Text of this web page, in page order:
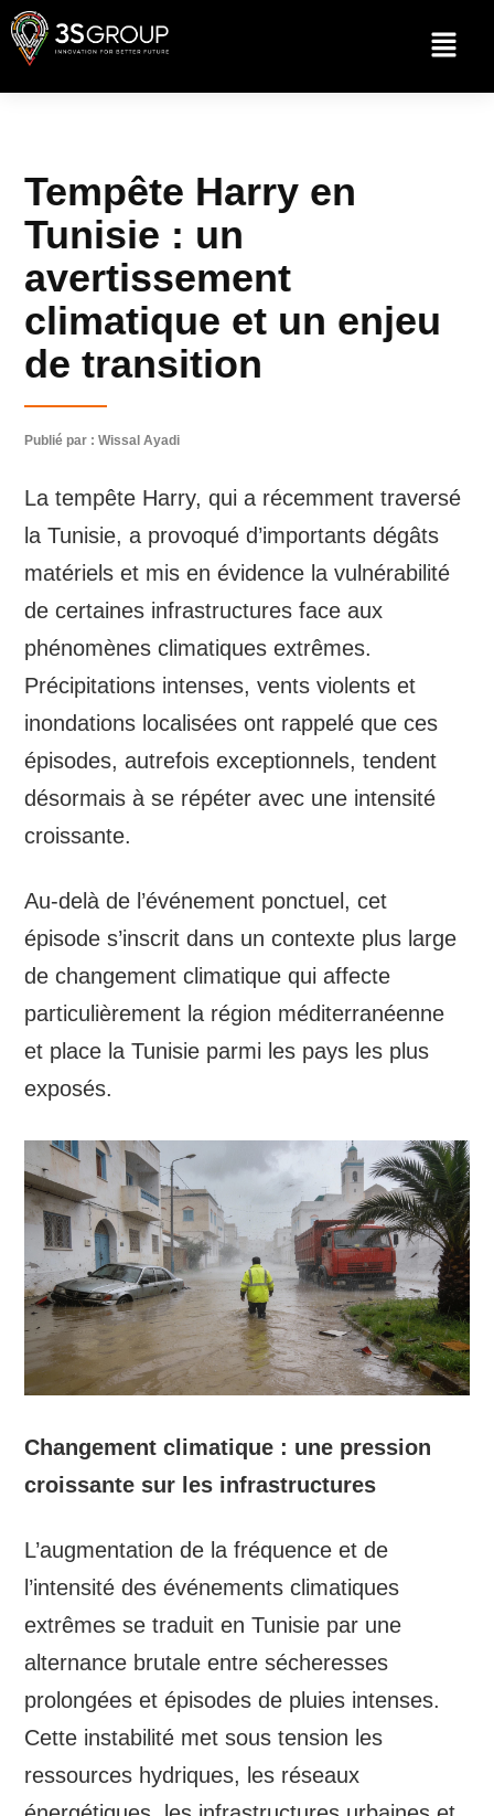
Tempête Harry en
Tunisie : un
avertissement
climatique et un enjeu
de transition
Publié par : Wissal Ayadi
La tempête Harry, qui a récemment traversé
la Tunisie, a provoqué d’importants dégâts
matériels et mis en évidence la vulnérabilité
de certaines infrastructures face aux
phénomènes climatiques extrêmes.
Précipitations intenses, vents violents et
inondations localisées ont rappelé que ces
épisodes, autrefois exceptionnels, tendent
désormais à se répéter avec une intensité
croissante.
Au-delà de l’événement ponctuel, cet
épisode s’inscrit dans un contexte plus large
de changement climatique qui affecte
particulièrement la région méditerranéenne
et place la Tunisie parmi les pays les plus
exposés.
Changement climatique : une pression
croissante sur les infrastructures
L’augmentation de la fréquence et de
l’intensité des événements climatiques
extrêmes se traduit en Tunisie par une
alternance brutale entre sécheresses
prolongées et épisodes de pluies intenses.
Cette instabilité met sous tension les
ressources hydriques, les réseaux